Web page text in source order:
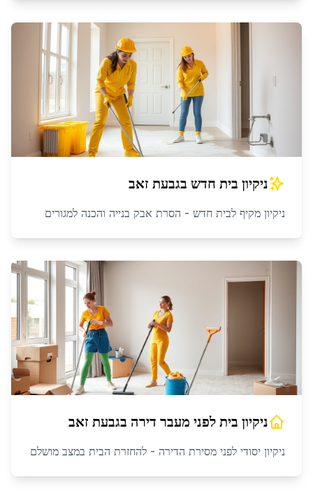
ניקיון בית חדש בגבעת זאב
ניקיון מקיף לבית חדש - הסרת אבק בנייה והכנה למגורים
ניקיון בית לפני מעבר דירה בגבעת זאב
ניקיון יסודי לפני מסירת הדירה - להחזרת הבית במצב מושלם